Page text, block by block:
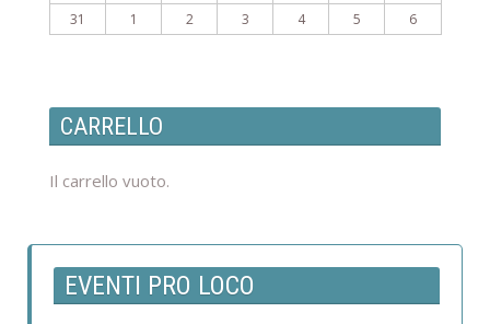
31
1 2 3 4 5 6
CARRELLO
Il carrello vuoto.
EVENTI PRO LOCO